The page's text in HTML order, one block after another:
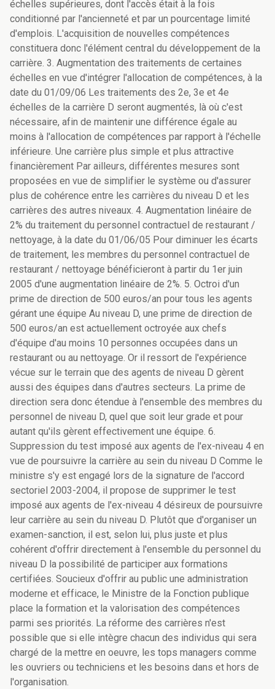
échelles supérieures, dont l'accès était à la fois
conditionné par l'ancienneté et par un pourcentage limité
d'emplois. L'acquisition de nouvelles compétences
constituera donc l'élément central du développement de la
carrière. 3. Augmentation des traitements de certaines
échelles en vue d'intégrer l'allocation de compétences, à la
date du 01/09/06 Les traitements des 2e, 3e et 4e
échelles de la carrière D seront augmentés, là où c'est
nécessaire, afin de maintenir une différence égale au
moins à l'allocation de compétences par rapport à l'échelle
inférieure. Une carrière plus simple et plus attractive
financièrement Par ailleurs, différentes mesures sont
proposées en vue de simplifier le système ou d'assurer
plus de cohérence entre les carrières du niveau D et les
carrières des autres niveaux. 4. Augmentation linéaire de
2% du traitement du personnel contractuel de restaurant /
nettoyage, à la date du 01/06/05 Pour diminuer les écarts
de traitement, les membres du personnel contractuel de
restaurant / nettoyage bénéficieront à partir du 1er juin
2005 d'une augmentation linéaire de 2%. 5. Octroi d'un
prime de direction de 500 euros/an pour tous les agents
gérant une équipe Au niveau D, une prime de direction de
500 euros/an est actuellement octroyée aux chefs
d'équipe d'au moins 10 personnes occupées dans un
restaurant ou au nettoyage. Or il ressort de l'expérience
vécue sur le terrain que des agents de niveau D gèrent
aussi des équipes dans d'autres secteurs. La prime de
direction sera donc étendue à l'ensemble des membres du
personnel de niveau D, quel que soit leur grade et pour
autant qu'ils gèrent effectivement une équipe. 6.
Suppression du test imposé aux agents de l'ex-niveau 4 en
vue de poursuivre la carrière au sein du niveau D Comme le
ministre s'y est engagé lors de la signature de l'accord
sectoriel 2003-2004, il propose de supprimer le test
imposé aux agents de l'ex-niveau 4 désireux de poursuivre
leur carrière au sein du niveau D. Plutôt que d'organiser un
examen-sanction, il est, selon lui, plus juste et plus
cohérent d'offrir directement à l'ensemble du personnel du
niveau D la possibilité de participer aux formations
certifiées. Soucieux d'offrir au public une administration
moderne et efficace, le Ministre de la Fonction publique
place la formation et la valorisation des compétences
parmi ses priorités. La réforme des carrières n'est
possible que si elle intègre chacun des individus qui sera
chargé de la mettre en oeuvre, les tops managers comme
les ouvriers ou techniciens et les besoins dans et hors de
l'organisation.